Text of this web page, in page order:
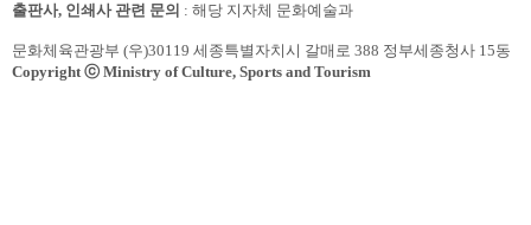
출판사, 인쇄사 관련 문의 : 해당 지자체 문화예술과
문화체육관광부 (우)30119 세종특별자치시 갈매로 388 정부세종청사 15동
Copyright ⓒ Ministry of Culture, Sports and Tourism